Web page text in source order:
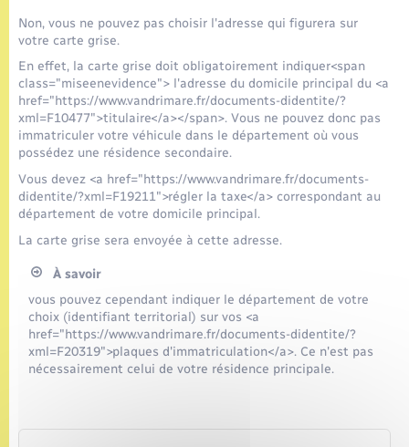
Voirie et espace public
Non, vous ne pouvez pas choisir l'adresse qui figurera sur
votre carte grise.
En effet, la carte grise doit obligatoirement indiquer<span
class="miseenevidence"> l'adresse du domicile principal du <a
href="https://www.vandrimare.fr/documents-didentite/?
xml=F10477">titulaire</a></span>. Vous ne pouvez donc pas
immatriculer votre véhicule dans le département où vous
possédez une résidence secondaire.
Vous devez <a href="https://www.vandrimare.fr/documents-
didentite/?xml=F19211">régler la taxe</a> correspondant au
département de votre domicile principal.
La carte grise sera envoyée à cette adresse.
À savoir
vous pouvez cependant indiquer le département de votre
choix (identifiant territorial) sur vos <a
href="https://www.vandrimare.fr/documents-didentite/?
xml=F20319">plaques d'immatriculation</a>. Ce n'est pas
nécessairement celui de votre résidence principale.